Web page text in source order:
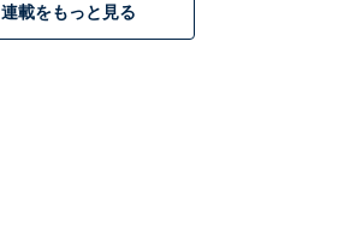
連載をもっと見る